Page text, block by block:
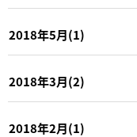
2018年5月(1)
2018年3月(2)
2018年2月(1)